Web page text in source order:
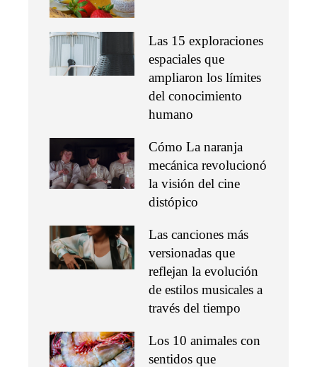
Las 15 exploraciones
espaciales que
ampliaron los límites
del conocimiento
humano
Cómo La naranja
mecánica revolucionó
la visión del cine
distópico
Las canciones más
versionadas que
reflejan la evolución
de estilos musicales a
través del tiempo
Los 10 animales con
sentidos que